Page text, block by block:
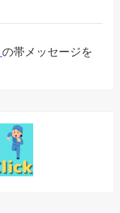
の帯メッセージを